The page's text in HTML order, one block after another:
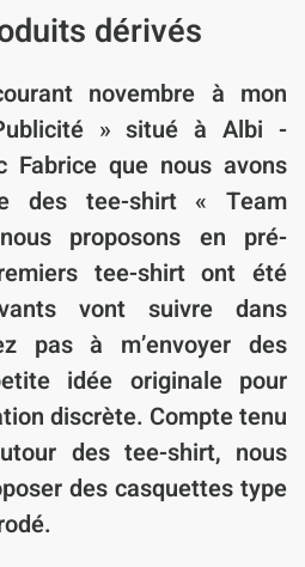
dérivés
novembre à mon
» situé à Albi -
Fabrice que nous avons
des tee-shirt « Team
proposons en pré-
tee-shirt ont été
vont suivre dans
pas à m’envoyer des
idée originale pour
discrète. Compte tenu
des tee-shirt, nous
des casquettes type